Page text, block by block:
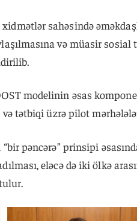
sahəsində
və müasir
modelinin əsas
və tətbiqi üzrə pilot
pəncərə” prinsipi
eləcə də iki ölkə